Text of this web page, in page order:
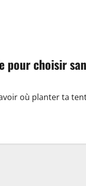
pour choisir
où planter ta